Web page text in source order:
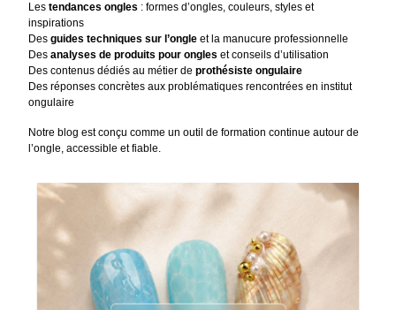
Lestendances ongles : formes d’ongles, couleurs, styles et
inspirations
Desguides techniques sur l’ongle et la manucure professionnelle
Desanalyses de produits pour ongles et conseils d’utilisation
Des contenus dédiés au métier deprothésiste ongulaire
Des réponses concrètes aux problématiques rencontrées en institut
ongulaire
Notre blog est conçu comme un outil de formation continue autour de
l’ongle, accessible et fiable.